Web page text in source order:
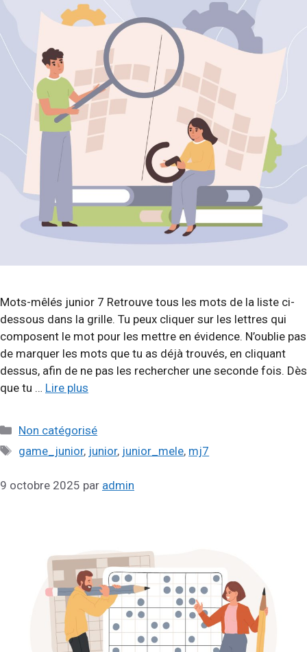
Mots-mêlés junior 7 Retrouve tous les mots de la liste ci-
dessous dans la grille. Tu peux cliquer sur les lettres qui
composent le mot pour les mettre en évidence. N’oublie pas
de marquer les mots que tu as déjà trouvés, en cliquant
dessus, afin de ne pas les rechercher une seconde fois. Dès
que tu … Lire plus
Catégories
Non catégorisé
Étiquettes
game_junior, junior, junior_mele, mj7
9 octobre 2025 par admin